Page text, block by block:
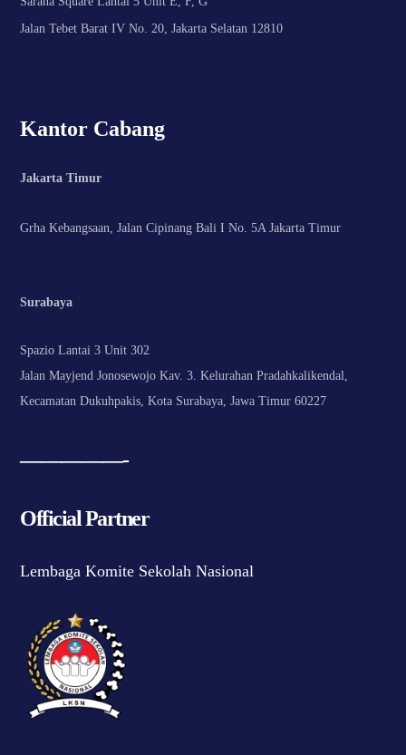
Jalan Tebet Barat IV No. 20, Jakarta Selatan 12810
Kantor Cabang
Jakarta Timur
Grha Kebangsaan, Jalan Cipinang Bali I No. 5A Jakarta Timur
Surabaya
Spazio Lantai 3 Unit 302
Jalan Mayjend Jonosewojo Kav. 3. Kelurahan Pradahkalikendal,
Kecamatan Dukuhpakis, Kota Surabaya, Jawa Timur 60227
—————-
Official Partner
Lembaga Komite Sekolah Nasional